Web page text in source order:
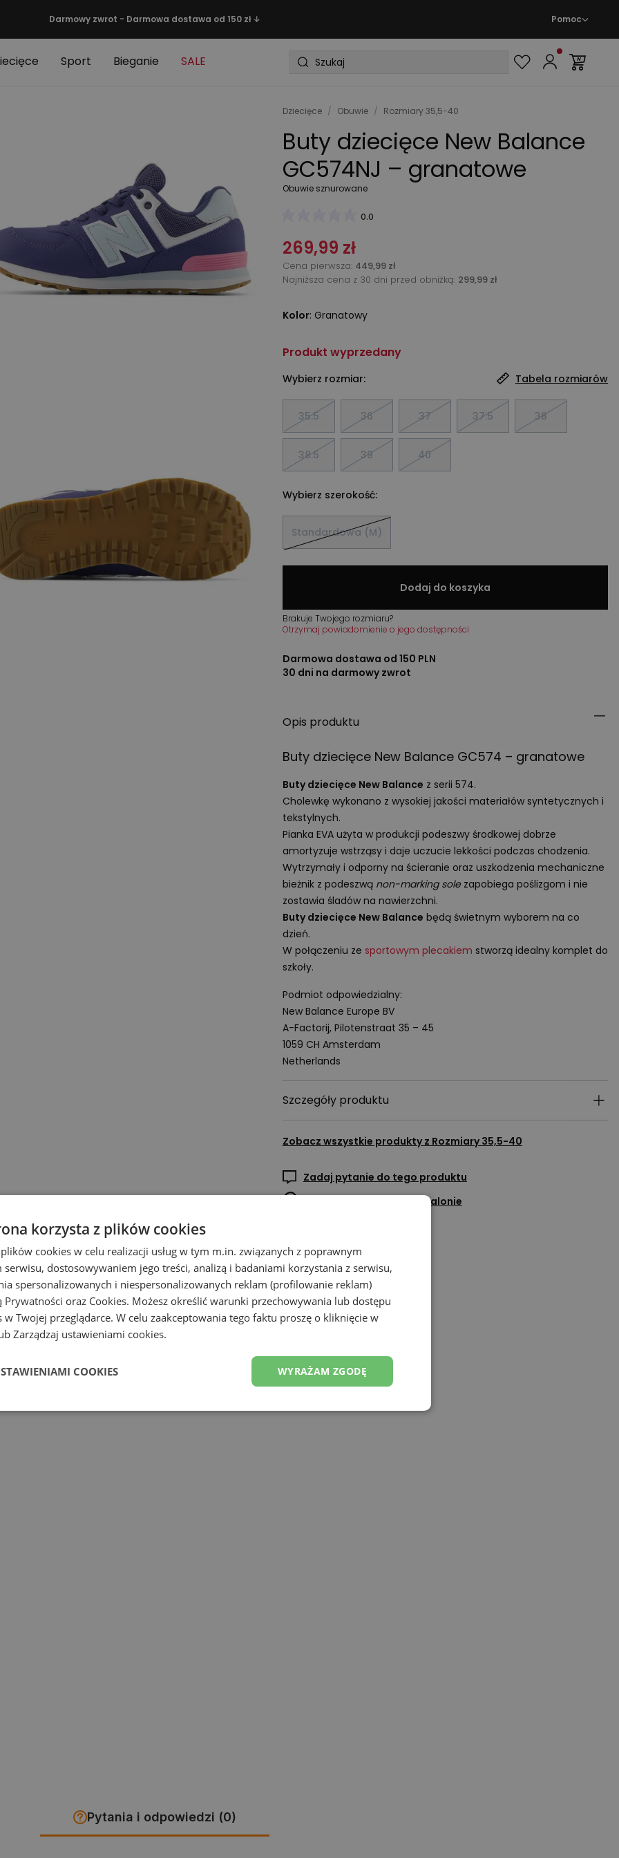
Darmowy zwrot - Darmowa dostawa od 150 zł ↓ Pomoc
Sport Bieganie SALE
Dziecięce / Obuwie / Rozmiary 35,5-40
Buty dziecięce New Balance
GC574NJ – granatowe
Obuwie sznurowane
0.0
269,99 zł
Cena pierwsza: 449,99 zł
Najniższa cena z 30 dni przed obniżką: 299,99 zł
Kolor: Granatowy
Produkt wyprzedany
Wybierz rozmiar: Tabela rozmiarów
35.5 36 37 37.5 38
38.5 39 40
Wybierz szerokość:
Standardowa (M)
Dodaj do koszyka
Brakuje Twojego rozmiaru?
Otrzymaj powiadomienie o jego dostępności
Darmowa dostawa od 150 PLN
30 dni na darmowy zwrot
Opis produktu
Buty dziecięce New Balance GC574 – granatowe
Buty dziecięce New Balance z serii 574.
Cholewkę wykonano z wysokiej jakości materiałów syntetycznych i
tekstylnych.
Pianka EVAużyta w produkcji podeszwy środkowej dobrze
amortyzuje wstrząsy i daje uczucie lekkości podczas chodzenia.
Wytrzymały i odporny na ścieranie oraz uszkodzenia mechaniczne
bieżnik z podeszwą non-marking solezapobiega poślizgom i nie
zostawia śladów na nawierzchni.
Buty dziecięce New Balance będą świetnym wyborem na co
dzień.
W połączeniu ze sportowym plecakiem stworzą idealny komplet do
szkoły.
Podmiot odpowiedzialny:
New Balance Europe BV
A-Factorij, Pilotenstraat 35 – 45
1059 CH Amsterdam
Netherlands
Szczegóły produktu
Zobacz wszystkie produkty z Rozmiary 35,5-40
Zadaj pytanie do tego produktu
Sprawdź dostępność w salonie
Porozmawiaj na czacie
Pytania i odpowiedzi (0)
korzysta z plików cookies
cookies w celu realizacji usług w tym m.in. związanych z poprawnym
dostosowywaniem jego treści, analizą i badaniami korzystania z serwisu,
spersonalizowanych i niespersonalizowanych reklam (profilowanie reklam)
Prywatności oraz Cookies. Możesz określić warunki przechowywania lub dostępu
Twojej przeglądarce. W celu zaakceptowania tego faktu proszę o kliknięcie w
Zarządzaj ustawieniami cookies.
WYRAŻAM ZGODĘ
COOKIES